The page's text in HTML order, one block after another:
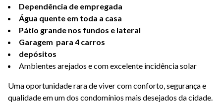
Dependência de empregada
Água quente em toda a casa
Pátio grande nos fundos e lateral
Garagem para 4 carros
depósitos
Ambientes arejados e com excelente incidência solar
Uma oportunidade rara de viver com conforto, segurança e
qualidade em um dos condomínios mais desejados da cidade.